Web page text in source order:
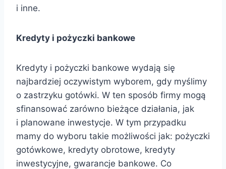
i inne.
Kredyty i pożyczki bankowe
Kredyty i pożyczki bankowe wydają się
najbardziej oczywistym wyborem, gdy myślimy
o zastrzyku gotówki. W ten sposób firmy mogą
sfinansować zarówno bieżące działania, jak
i planowane inwestycje. W tym przypadku
mamy do wyboru takie możliwości jak: pożyczki
gotówkowe, kredyty obrotowe, kredyty
inwestycyjne, gwarancje bankowe. Co